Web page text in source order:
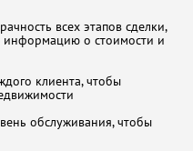
всех этапов сделки,
информацию о стоимости и
клиента, чтобы
обслуживания, чтобы